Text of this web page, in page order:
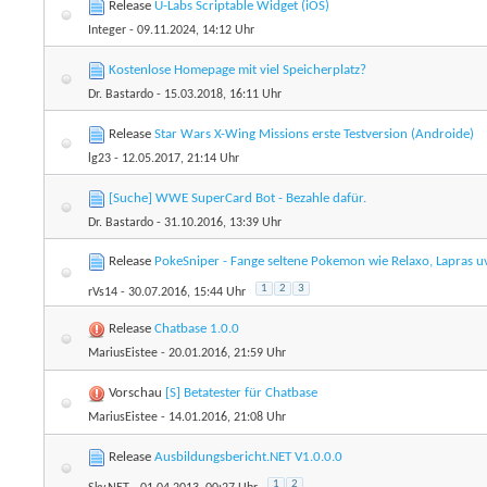
ReleaseU-Labs Scriptable Widget (iOS)
Integer - 09.11.2024, 14:12 Uhr
Kostenlose Homepage mit viel Speicherplatz?
Dr. Bastardo - 15.03.2018, 16:11 Uhr
ReleaseStar Wars X-Wing Missions erste Testversion (Androide)
lg23 - 12.05.2017, 21:14 Uhr
[Suche] WWE SuperCard Bot - Bezahle dafür.
Dr. Bastardo - 31.10.2016, 13:39 Uhr
Release PokeSniper - Fange seltene Pokemon wie Relaxo, Lapras
rVs14 - 30.07.2016, 15:44 Uhr 1 2 3
ReleaseChatbase 1.0.0
MariusEistee - 20.01.2016, 21:59 Uhr
Vorschau [S] Betatester für Chatbase
MariusEistee - 14.01.2016, 21:08 Uhr
ReleaseAusbildungsbericht.NET V1.0.0.0